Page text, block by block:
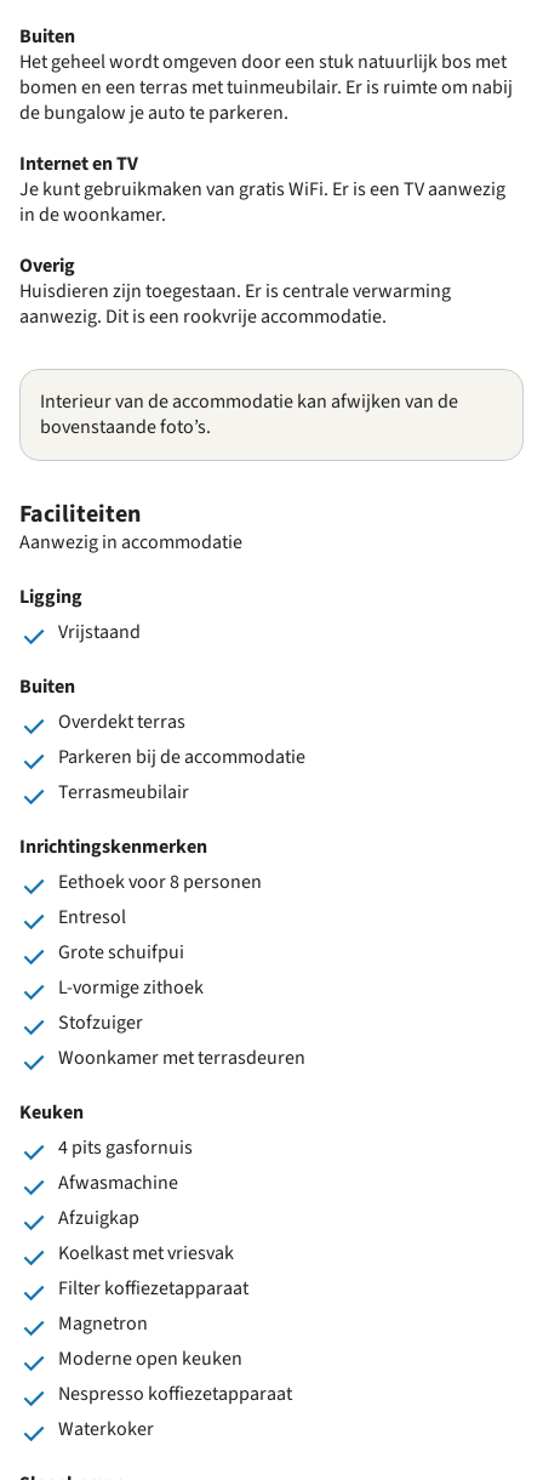
Buiten
Het geheel wordt omgeven door een stuk natuurlijk bos met
bomen en een terras met tuinmeubilair. Er is ruimte om nabij
de bungalow je auto te parkeren.
Internet en TV
Je kunt gebruikmaken van gratis WiFi. Er is een TV aanwezig
in de woonkamer.
Overig
Huisdieren zijn toegestaan. Er is centrale verwarming
aanwezig. Dit is een rookvrije accommodatie.
Interieur van de accommodatie kan afwijken van de
bovenstaande foto’s.
Faciliteiten
Aanwezig in accommodatie
Ligging
Vrijstaand
Buiten
Overdekt terras
Parkeren bij de accommodatie
Terrasmeubilair
Inrichtingskenmerken
Eethoek voor 8 personen
Entresol
Grote schuifpui
L-vormige zithoek
Stofzuiger
Woonkamer met terrasdeuren
Keuken
4 pits gasfornuis
Afwasmachine
Afzuigkap
Koelkast met vriesvak
Filter koffiezetapparaat
Magnetron
Moderne open keuken
Nespresso koffiezetapparaat
Waterkoker